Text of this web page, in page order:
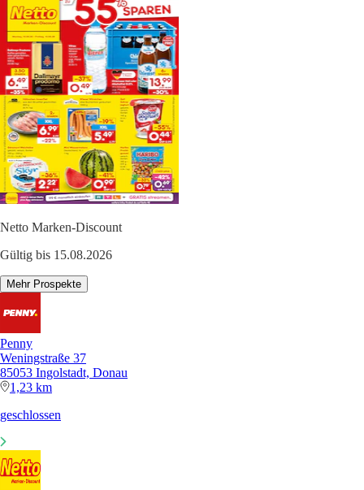
Netto Marken-Discount
Gültig bis 15.08.2026
Mehr Prospekte
Penny
Weningstraße 37
85053 Ingolstadt, Donau
1,23 km
geschlossen